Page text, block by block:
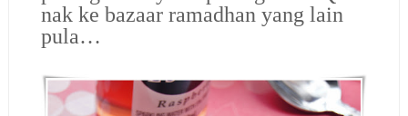
nak ke bazaar ramadhan yang lain
pula…